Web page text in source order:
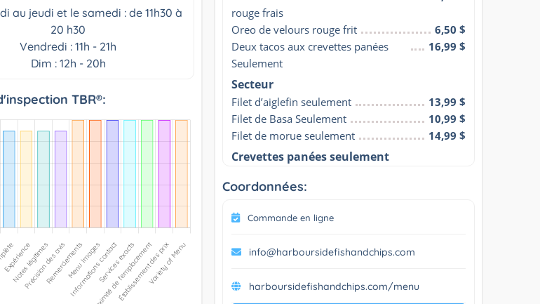
au jeudi et le samedi : de 11h30 à
20 h30
Vendredi : 11h - 21h
Dim : 12h - 20h
TBR®:
rouge frais
Oreo de velours rouge frit
6,50 $
Deux tacos aux crevettes panées
Seulement
16,99 $
Secteur
Filet d’aiglefin seulement
13,99 $
Filet de Basa Seulement
10,99 $
Filet de morue seulement
14,99 $
Crevettes panées seulement
Coordonnées:
Commande en ligne
info@harboursidefishandchips.com
harboursidefishandchips.com/menu